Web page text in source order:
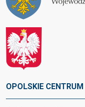
OPOLSKIE